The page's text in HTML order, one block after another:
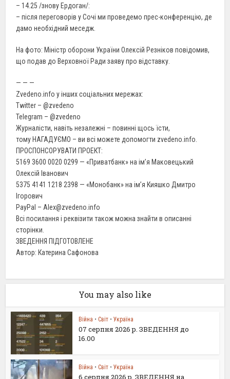
– 14.25 /знову Ердоган/:
– після переговорів у Сочі ми проведемо прес-конференцію, де
дамо необхідний меседж.
На фото: Міністр оборони України Олексій Резніков повідомив,
що подав до Верховної Ради заяву про відставку.
— — —
Zvedeno.info у інших соціальних мережах:
Twitter – @zvedeno
Telegram – @zvedeno
Журналісти, навіть незалежні – повинні щось їсти,
тому НАГАДУЄМО – ви всі можете допомогти zvedeno.info.
ПРОСПОНСОРУВАТИ ПРОЕКТ:
5169 3600 0020 0299 — «Приватбанк» на ім’я Маковецький
Олексій Іванович
5375 4141 1218 2398 — «Монобанк» на ім’я Кияшко Дмитро
Ігорович
PayPal – Alex@zvedeno.info
Всі посилання і реквізити також можна знайти в описанні
сторінки.
ЗВЕДЕННЯ ПІДГОТОВЛЕНЕ
Автор: Катерина Сафонова
You may also like
Війна • Світ • Україна
07 серпня 2026 р. ЗВЕДЕННЯ до
16.00
Війна • Світ • Україна
6 серпня 2026 р. ЗВЕДЕННЯ на